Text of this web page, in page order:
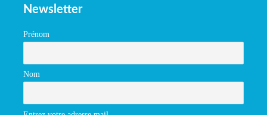
Newsletter
Prénom
Nom